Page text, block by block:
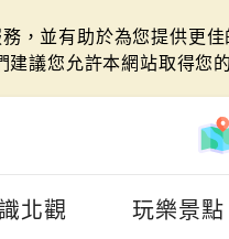
，並有助於為您提供更
議您允許本網站取得您
北觀 玩樂景點